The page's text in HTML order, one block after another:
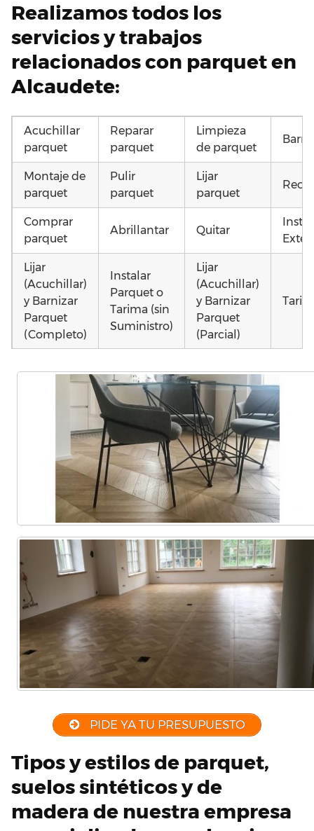
Realizamos todos los
servicios y trabajos
relacionados con parquet en
Alcaudete:
Acuchillar
parquet
Reparar
parquet
Limpieza
de parquet
Montaje de
parquet
Pulir
parquet
Lijar
parquet
Comprar
parquet
Abrillantar Quitar
Lijar
(Acuchillar)
y Barnizar
Parquet
(Completo)
Instalar
Parquet o
Tarima (sin
Suministro)
Lijar
(Acuchillar)
y Barnizar
Parquet
(Parcial)
parquet o
Comercial
parquet o
Tarima
Vivienda
(Completa)
parquet o
Tarima
Vivienda
(Parcial)
PIDE YA TU PRESUPUESTO
Tipos y estilos de parquet,
suelos sintéticos y de
madera de nuestra empresa